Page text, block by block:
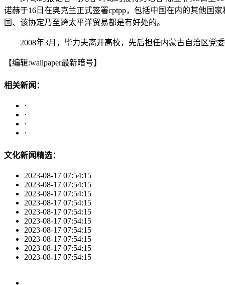
诺赫于16日在奥克兰正式签署cptpp，包括中国在内的其他国
国、该协定乃至跨太平洋贸易都是有好处的。
2008年3月，毕力夫离开高校，先后担任内蒙古自治区党
【编辑:wallpaper最新暗号】
相关新闻：
·
·
·
·
文化新闻精选：
2023-08-17 07:54:15
2023-08-17 07:54:15
2023-08-17 07:54:15
2023-08-17 07:54:15
2023-08-17 07:54:15
2023-08-17 07:54:15
2023-08-17 07:54:15
2023-08-17 07:54:15
2023-08-17 07:54:15
2023-08-17 07:54:15